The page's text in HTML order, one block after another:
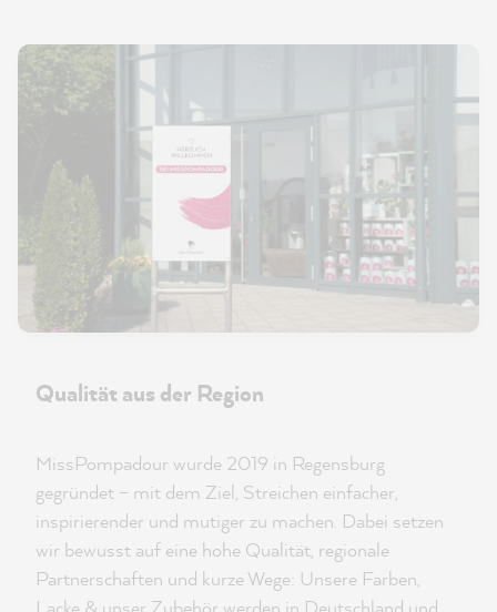
Qualität aus der Region
MissPompadour wurde 2019 in Regensburg
gegründet – mit dem Ziel, Streichen einfacher,
inspirierender und mutiger zu machen. Dabei setzen
wir bewusst auf eine hohe Qualität, regionale
Partnerschaften und kurze Wege: Unsere Farben,